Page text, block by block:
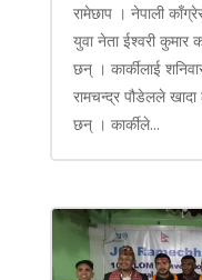
रामेछाप । नेपाली
युवा नेता ईश्वरी कुमार
छन् । कार्कीलाई
रामचन्द्र पौडेलले खादा
छन् । कार्कीले...